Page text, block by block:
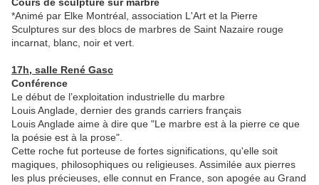
*Animé par Elke Montréal, association L'Art et la Pierre
Sculptures sur des blocs de marbres de Saint Nazaire rouge
incarnat, blanc, noir et vert.
17h, salle René Gasc
Conférence
Le début de l’exploitation industrielle du marbre
Louis Anglade, dernier des grands carriers français
Louis Anglade aime à dire que "Le marbre est à la pierre ce que
la poésie est à la prose".
Cette roche fut porteuse de fortes significations, qu'elle soit
magiques, philosophiques ou religieuses. Assimilée aux pierres
les plus précieuses, elle connut en France, son apogée au Grand